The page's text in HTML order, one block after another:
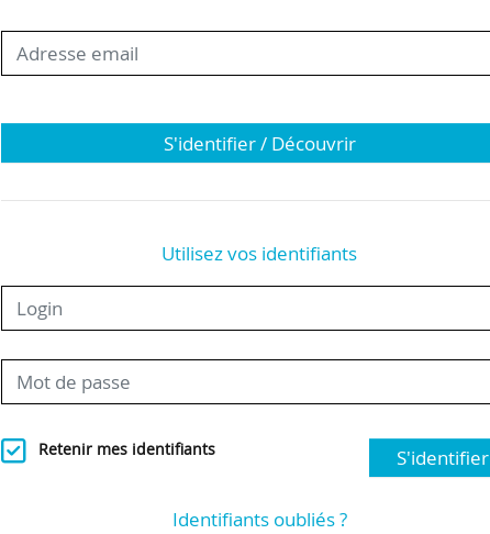
S'identifier / Découvrir
Utilisez vos identifiants
Retenir mes identifiants S'identifier
Identifiants oubliés ?